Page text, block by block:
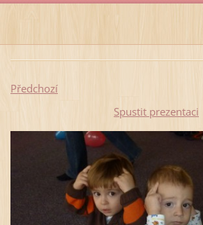
Předchozí
Spustit prezentaci